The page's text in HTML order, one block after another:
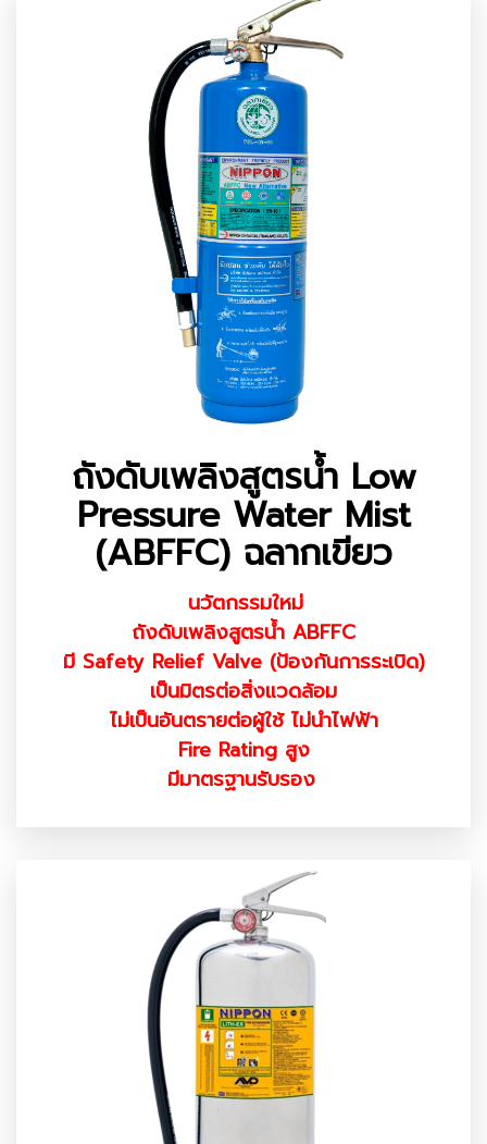
ถังดับเพลิงสูตรน้ำ Low
Pressure Water Mist
(ABFFC) ฉลากเขียว
นวัตกรรมใหม่
ถังดับเพลิงสูตรน้ำ ABFFC
มี Safety Relief Valve (ป้องกันการระเบิด)
เป็นมิตรต่อสิ่งแวดล้อม
ไม่เป็นอันตรายต่อผู้ใช้ ไม่นำไฟฟ้า
Fire Rating สูง
มีมาตรฐานรับรอง